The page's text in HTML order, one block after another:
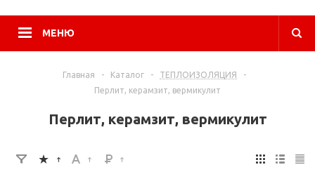
МЕНЮ
Главная - Каталог - ТЕПЛОИЗОЛЯЦИЯ
-
Перлит, керамзит, вермикулит
Перлит, керамзит, вермикулит